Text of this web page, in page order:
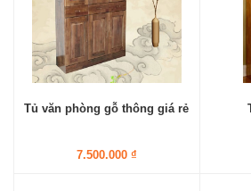
Tủ văn phòng gỗ thông giá rẻ
7.500.000 ₫